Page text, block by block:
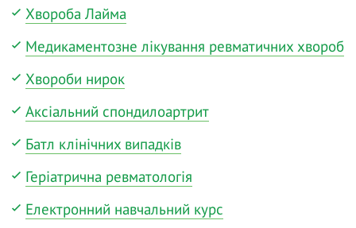
Хвороба Лайма
Медикаментозне лікування ревматичних хвороб
Хвороби нирок
Аксіальний спондилоартрит
Батл клінічних випадків
Геріатрична ревматологія
Електронний навчальний курс